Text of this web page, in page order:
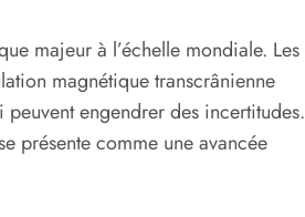
majeur à l’échelle mondiale. Les
magnétique transcrânienne
peuvent engendrer des incertitudes.
présente comme une avancée